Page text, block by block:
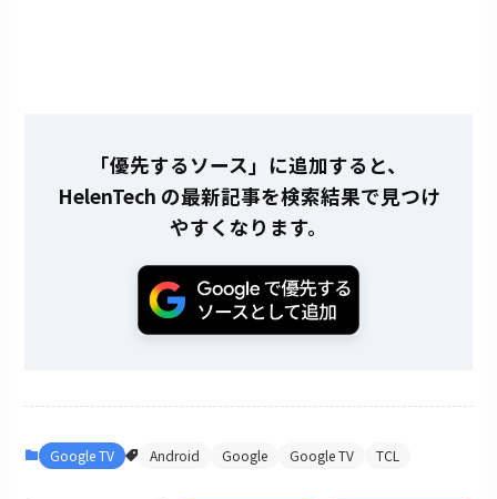
「優先するソース」に追加すると、
HelenTech の最新記事を検索結果で見つけ
やすくなります。
Google TV Android Google Google TV TCL